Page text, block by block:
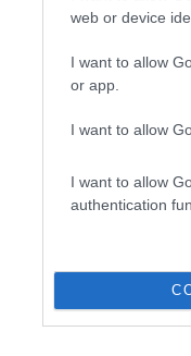
web or device
I want to allow
or app.
I want to allow
I want to allow
authentication
Ez lehet a 2025-ös
videojátékok
A World Video Game
meg az
A Microsoft
legrosszabb
játszottunk